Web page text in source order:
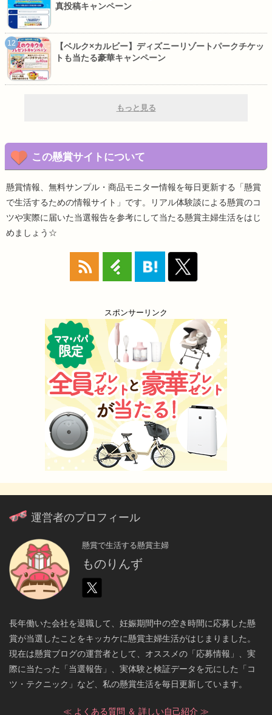
真投稿キャンペーン
【ベルク×カルビー】ディズニーリゾートパークチケッ
トも当たる豪華キャンペーン
もっと見る
この懸賞サイトについて
懸賞情報、無料サンプル・商品モニター情報を毎日更新する「懸賞
で生活するための情報サイト」です。リアル体験談による懸賞のコ
ツや実際に届いた当選報告を参考にして当たる懸賞主婦生活をはじ
めましょう☆
スポンサーリンク
運営者のプロフィール
懸賞で生活する懸賞主婦
ものりんず
長年働いた会社を退職して、妊娠期間中の空き時間に応募した懸
賞が当選したことをキッカケに懸賞主婦生活がはじまりました。
現在は懸賞ブログの運営者として、オススメの「応募情報」、実
際に当たった「当選報告」、実体験と検証データを元にした「コ
ツ・テクニック」など、私の懸賞生活を毎日更新しています。
≪ よくある質問 ＆ 詳しい自己紹介 ≫